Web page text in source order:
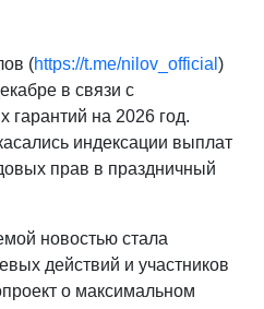
(https://t.me/nilov_official )
в связи с
гарантий на 2026 год.
индексации выплат
прав в праздничный
новостью стала
действий и участников
о максимальном